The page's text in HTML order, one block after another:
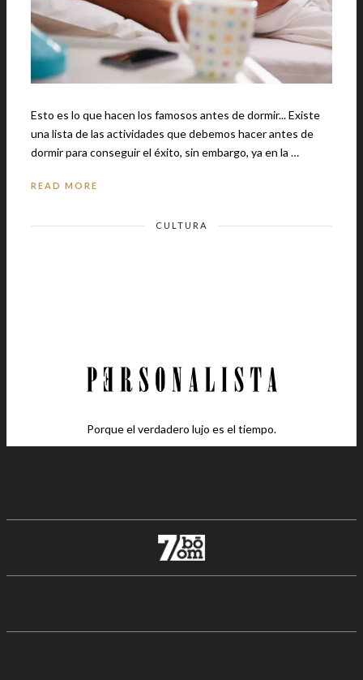
Esto es lo que hacen los famosos antes de dormir... Existe
una lista de las actividades que debemos hacer antes de
dormir para conseguir el éxito, sin embargo, ya en la …
READ MORE
CULTURA
Porque el verdadero lujo es el tiempo.